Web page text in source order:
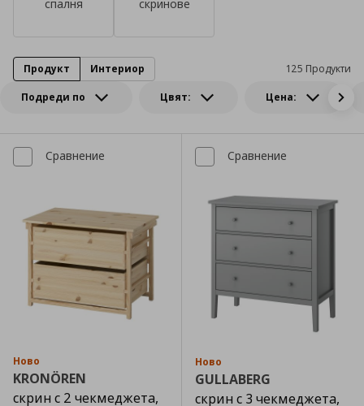
спалня
скринове
Подреди по Цвят: Цена:
125 Продукти
Продукт Интериор
Сравнение
Ново
KRONÖREN
скрин с 2 чекмеджета,
Сравнение
Ново
GULLABERG
скрин с 3 чекмеджета,